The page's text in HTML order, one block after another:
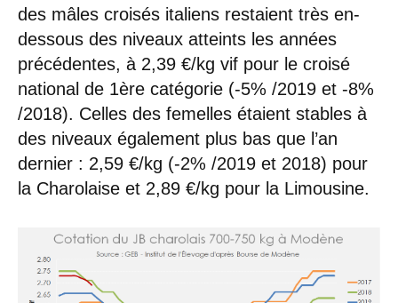
des mâles croisés italiens restaient très en-
dessous des niveaux atteints les années
précédentes, à 2,39 €/kg vif pour le croisé
national de 1ère catégorie (-5% /2019 et -8%
/2018). Celles des femelles étaient stables à
des niveaux également plus bas que l’an
dernier : 2,59 €/kg (-2% /2019 et 2018) pour
la Charolaise et 2,89 €/kg pour la Limousine.